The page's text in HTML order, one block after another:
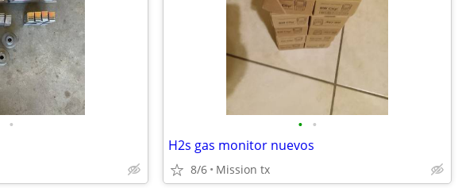
• • •
H2s gas monitor nuevos
8/6 Mission tx